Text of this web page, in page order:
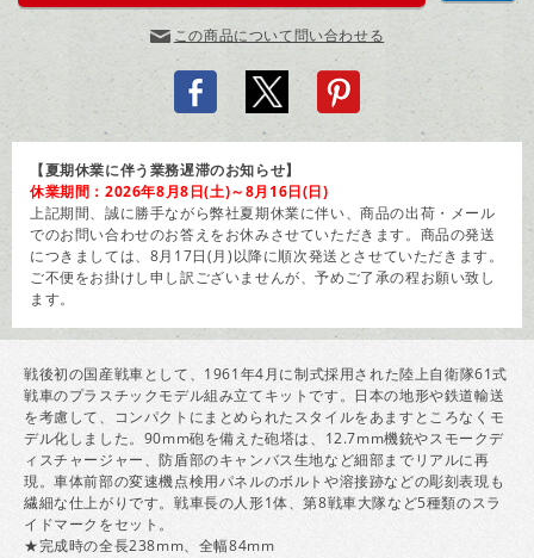
この商品について問い合わせる
【夏期休業に伴う業務遅滞のお知らせ】
休業期間：2026年8月8日(土)～8月16日(日)
上記期間、誠に勝手ながら弊社夏期休業に伴い、商品の出荷・メール
でのお問い合わせのお答えをお休みさせていただきます。商品の発送
につきましては、8月17日(月)以降に順次発送とさせていただきます。
ご不便をお掛けし申し訳ございませんが、予めご了承の程お願い致し
ます。
戦後初の国産戦車として、1961年4月に制式採用された陸上自衛隊61式
戦車のプラスチックモデル組み立てキットです。日本の地形や鉄道輸送
を考慮して、コンパクトにまとめられたスタイルをあますところなくモ
デル化しました。90mm砲を備えた砲塔は、12.7mm機銃やスモークデ
ィスチャージャー、防盾部のキャンバス生地など細部までリアルに再
現。車体前部の変速機点検用パネルのボルトや溶接跡などの彫刻表現も
繊細な仕上がりです。戦車長の人形1体、第8戦車大隊など5種類のスラ
イドマークをセット。
★完成時の全長238mm、全幅84mm